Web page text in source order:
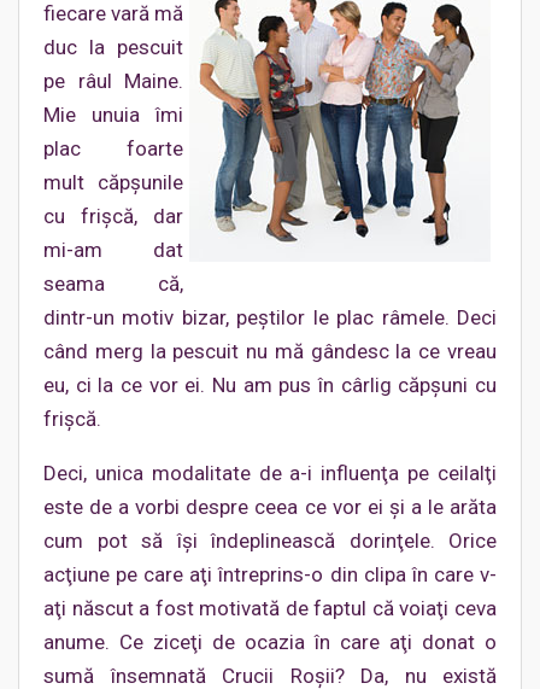
fiecare vară mă
duc la pescuit
pe râul Maine.
Mie unuia îmi
plac foarte
mult căpşunile
cu frişcă, dar
mi-am dat
seama că,
dintr-un motiv bizar, peştilor le plac râmele. Deci
când merg la pescuit nu mă gândesc la ce vreau
eu, ci la ce vor ei. Nu am pus în cârlig căpşuni cu
frişcă.
Deci, unica modalitate de a-i influenţa pe ceilalţi
este de a vorbi despre ceea ce vor ei şi a le arăta
cum pot să îşi îndeplinească dorinţele. Orice
acţiune pe care aţi întreprins-o din clipa în care v-
aţi născut a fost motivată de faptul că voiaţi ceva
anume. Ce ziceţi de ocazia în care aţi donat o
sumă însemnată Crucii Roşii? Da, nu există